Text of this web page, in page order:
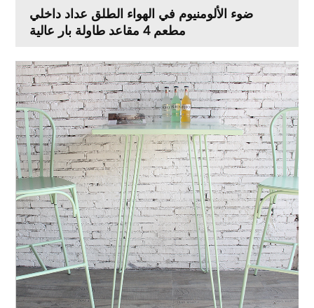
ضوء الألومنيوم في الهواء الطلق عداد داخلي
مطعم 4 مقاعد طاولة بار عالية